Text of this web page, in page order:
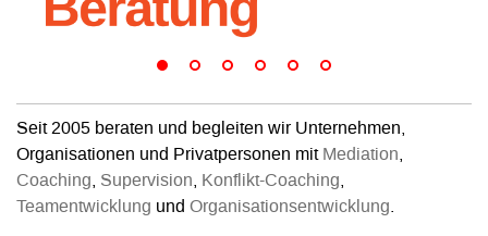
Seit 2005 beraten und begleiten wir Unternehmen,
Organisationen und Privatpersonen mitMediation,
Coaching, Supervision, Konflikt-Coaching,
Teamentwicklung und Organisationsentwicklung.